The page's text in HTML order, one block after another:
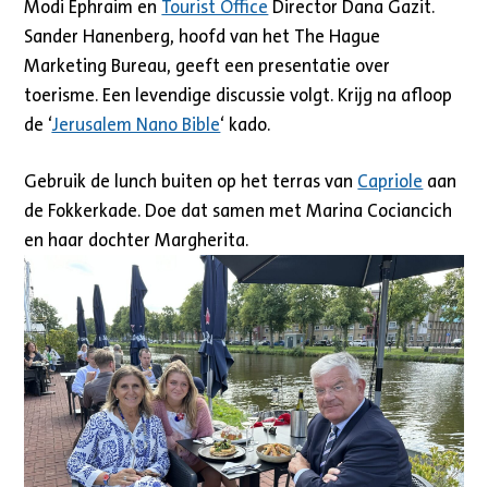
Modi Ephraim en Tourist Office Director Dana Gazit.
Sander Hanenberg, hoofd van het The Hague
Marketing Bureau, geeft een presentatie over
toerisme. Een levendige discussie volgt. Krijg na afloop
de ‘Jerusalem Nano Bible‘ kado.
Gebruik de lunch buiten op het terras van Capriole aan
de Fokkerkade. Doe dat samen met Marina Cociancich
en haar dochter Margherita.